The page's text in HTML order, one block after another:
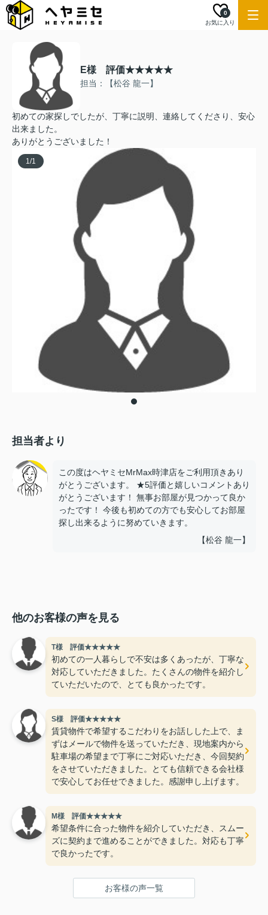
お気に入り
0
E様 評価★★★★★
担当：【松谷 龍一】
初めての家探しでしたが、丁寧に説明、連絡してくださり、安心
出来ました。
ありがとうございました！
1/1
担当者より
この度はヘヤミセMrMax時津店をご利用頂きあり
がとうございます。 ★5評価と嬉しいコメントあり
がとうございます！ 無事お部屋が見つかって良か
ったです！ 今後も初めての方でも安心してお部屋
探し出来るように努めていきます。
【松谷 龍一】
他のお客様の声を見る
T様 評価★★★★★
初めての一人暮らしで不安は多くあったが、丁寧な
対応していただきました。たくさんの物件を紹介し
ていただいたので、とても良かったです。
S様 評価★★★★★
賃貸物件で希望するこだわりをお話しした上で、ま
ずはメールで物件を送っていただき、現地案内から
駐車場の希望まで丁寧にご対応いただき、今回契約
をさせていただきました。とても信頼できる会社様
で安心してお任せできました。感謝申し上げます。
M様 評価★★★★★
希望条件に合った物件を紹介していただき、スムー
ズに契約まで進めることができました。対応も丁寧
で良かったです。
お客様の声一覧